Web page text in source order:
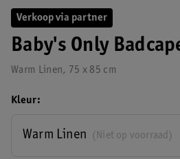
Verkoop via partner
Baby's Only
Warm Linen, 75 x 85 cm
Kleur
(Niet op voorraad)
Warm Linen